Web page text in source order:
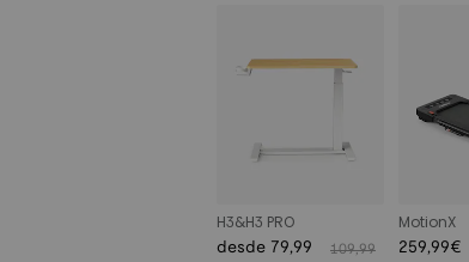
H3&H3 PRO
desde 79,99
109,99
MotionX
259,99€